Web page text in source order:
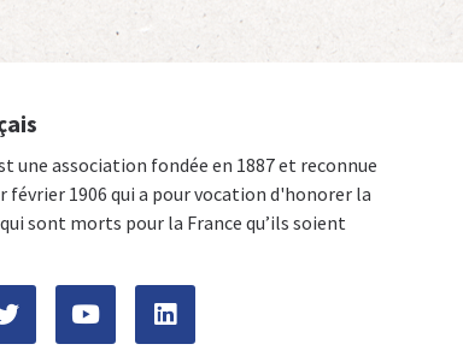
une association fondée en 1887 et reconnue
février 1906 qui a pour vocation d'honorer la
sont morts pour la France qu’ils soient